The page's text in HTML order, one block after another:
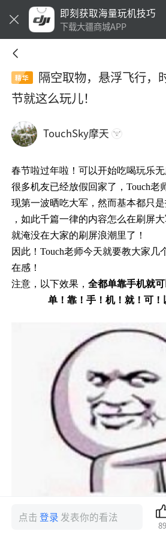
即刻获取海量玩机技巧
下载大疆商城APP
精华
隔空取物，悬浮飞行，
节就这么玩儿！
TouchSky摩天
春节啦过年啦！可以开始吃喝玩乐无
很多机友已经放假回家了，Touch老
现第一波晒吃大军，然而基本都只
，如此千篇一律的内容怎么在刷屏
就淹没在大家的刷屏浪潮里了！
因此！Touch老师今天就要教大家几
在感！
注意，以下效果，全都单靠手机就可
单！靠！手！机！就！可！
点击登录 发表你的看法
89